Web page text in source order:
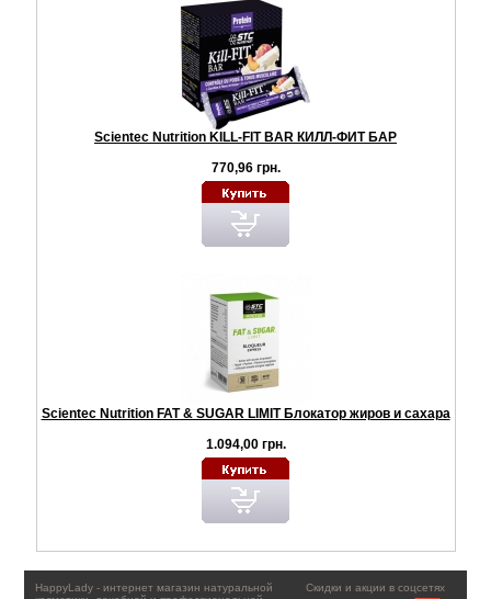
Scientec Nutrition KILL-FIT BAR КИЛЛ-ФИТ БАР
770,96 грн.
Scientec Nutrition FAT & SUGAR LIMIT Блокатор жиров и сахара
1.094,00 грн.
Скидки и акции в соцсетях
HappyLady - интернет магазин натуральной